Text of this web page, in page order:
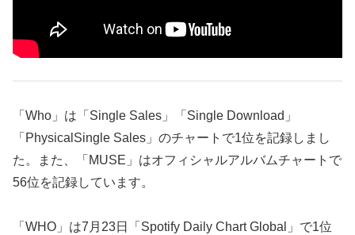
「Who」は「Single Sales」「Single Download」
「PhysicalSingle Sales」のチャートで1位を記録しまし
た。また、「MUSE」はオフィシャルアルバムチャートで
56位を記録しています。
「WHO」は7月23日「Spotify Daily Chart Global」で1位